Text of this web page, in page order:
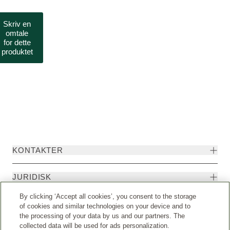
Skriv en
omtale
for dette
produktet
KONTAKTER
JURIDISK
By clicking ‘Accept all cookies’, you consent to the storage
of cookies and similar technologies on your device and to
the processing of your data by us and our partners. The
collected data will be used for ads personalization.